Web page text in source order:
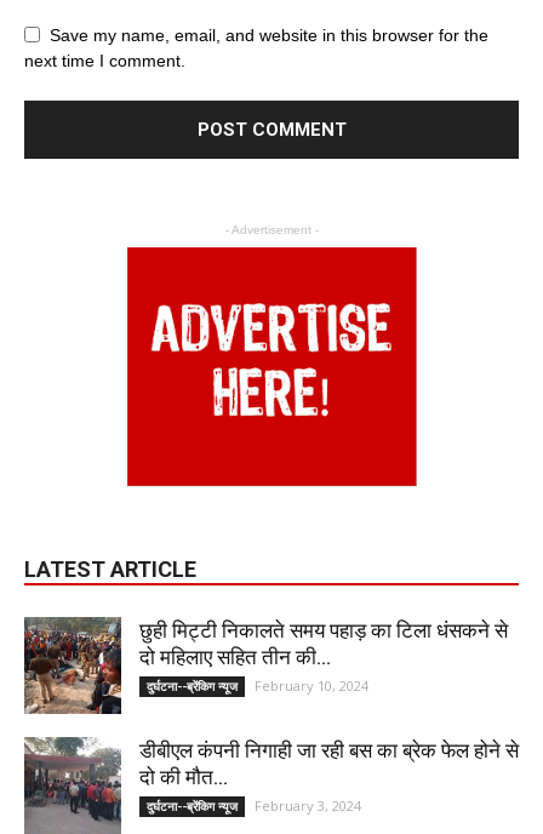
Save my name, email, and website in this browser for the
next time I comment.
- Advertisement -
LATEST ARTICLE
छुही मिट्टी निकालते समय पहाड़ का टिला धंसकने से
दो महिलाए सहित तीन की...
दुर्घटना--ब्रेंकिग न्यूज February 10, 2024
डीबीएल कंपनी निगाही जा रही बस का ब्रेक फेल होने से
दो की मौत...
दुर्घटना--ब्रेंकिग न्यूज February 3, 2024